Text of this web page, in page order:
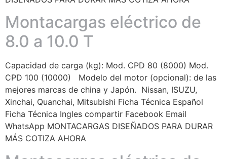
Montacargas eléctrico de
8.0 a 10.0 T
Capacidad de carga (kg): Mod. CPD 80 (8000) Mod.
CPD 100 (10000) Modelo del motor (opcional): de las
mejores marcas de china y Japón. Nissan, ISUZU,
Xinchai, Quanchai, Mitsubishi Ficha Técnica Español
Ficha Técnica Ingles compartir Facebook Email
WhatsApp MONTACARGAS DISEÑADOS PARA DURAR
MÁS COTIZA AHORA